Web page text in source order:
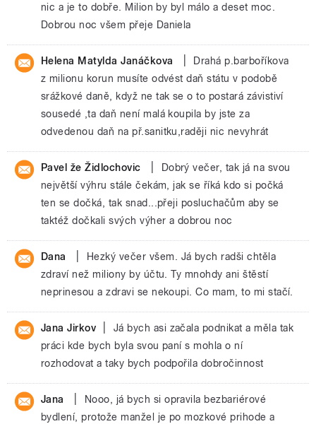
nic a je to dobře. Milion by byl málo a deset moc.
Dobrou noc všem přeje Daniela
Helena Matylda Janáčkova
Drahá p.barboříkova
z milionu korun musíte odvést daň státu v podobě
srážkové daně, když ne tak se o to postará závistiví
sousedé ,ta daň není malá koupila by jste za
odvedenou daň na př.sanitku,raději nic nevyhrát
Pavel že Židlochovic
Dobrý večer, tak já na svou
největší výhru stále čekám, jak se říká kdo si počká
ten se dočká, tak snad...přeji posluchačům aby se
taktéž dočkali svých výher a dobrou noc
Dana
Hezký večer všem. Já bych radši chtěla
zdraví než miliony by účtu. Ty mnohdy ani štěstí
neprinesou a zdravi se nekoupi. Co mam, to mi stačí.
Jana Jirkov
Já bych asi začala podnikat a měla tak
práci kde bych byla svou paní s mohla o ní
rozhodovat a taky bych podpořila dobročinnost
Jana
Nooo, já bych si opravila bezbariérové
bydlení, protože manžel je po mozkové prihode a